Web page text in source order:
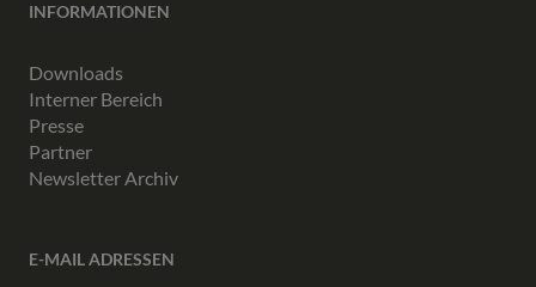
INFORMATIONEN
Downloads
Interner Bereich
Presse
Partner
Newsletter Archiv
E-MAIL ADRESSEN